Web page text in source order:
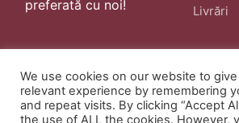
preferată cu noi!
Livrări
We use cookies on our website to
relevant experience by remembering
and repeat visits. By clicking “Accept
the use of ALL the cookies. However,